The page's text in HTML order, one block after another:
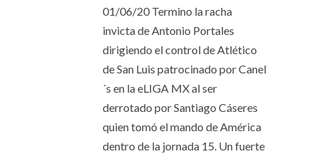
01/06/20 Termino la racha
invicta de Antonio Portales
dirigiendo el control de Atlético
de San Luis patrocinado por Canel
´s en la eLIGA MX al ser
derrotado por Santiago Cáseres
quien tomó el mando de América
dentro de la jornada 15. Un fuerte